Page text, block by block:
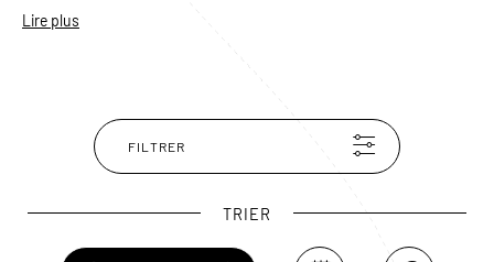
Seogwipo, vous atteindrez facilement les tunnels de
un bassin à l’eau translucide.
Lire plus
FILTRER
TRIER